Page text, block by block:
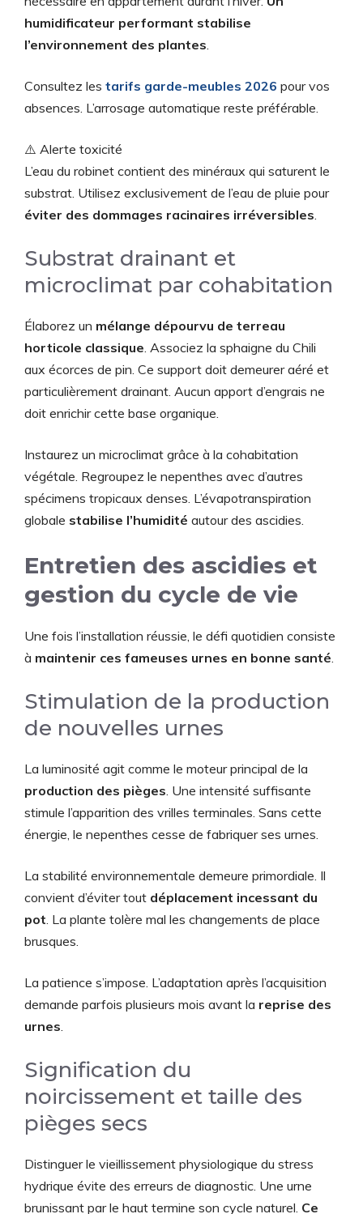
humidificateur performant stabilise
l’environnement des plantes.
Consultez les tarifs garde-meubles 2026 pour vos
absences. L’arrosage automatique reste préférable.
⚠️ Alerte toxicité
L’eau du robinet contient des minéraux qui saturent le
substrat. Utilisez exclusivement de l’eau de pluie pour
éviter des dommages racinaires irréversibles.
Substrat drainant et
microclimat par cohabitation
Élaborez un mélange dépourvu de terreau
horticole classique. Associez la sphaigne du Chili
aux écorces de pin. Ce support doit demeurer aéré et
particulièrement drainant. Aucun apport d’engrais ne
doit enrichir cette base organique.
Instaurez un microclimat grâce à la cohabitation
végétale. Regroupez le nepenthes avec d’autres
spécimens tropicaux denses. L’évapotranspiration
globale stabilise l’humidité autour des ascidies.
Entretien des ascidies et
gestion du cycle de vie
Une fois l’installation réussie, le défi quotidien consiste
à maintenir ces fameuses urnes en bonne santé.
Stimulation de la production
de nouvelles urnes
La luminosité agit comme le moteur principal de la
production des pièges. Une intensité suffisante
stimule l’apparition des vrilles terminales. Sans cette
énergie, le nepenthes cesse de fabriquer ses urnes.
La stabilité environnementale demeure primordiale. Il
convient d’éviter tout déplacement incessant du
pot. La plante tolère mal les changements de place
brusques.
La patience s’impose. L’adaptation après l’acquisition
demande parfois plusieurs mois avant la reprise des
urnes.
Signification du
noircissement et taille des
pièges secs
Distinguer le vieillissement physiologique du stress
hydrique évite des erreurs de diagnostic. Une urne
brunissant par le haut termine son cycle naturel. Ce